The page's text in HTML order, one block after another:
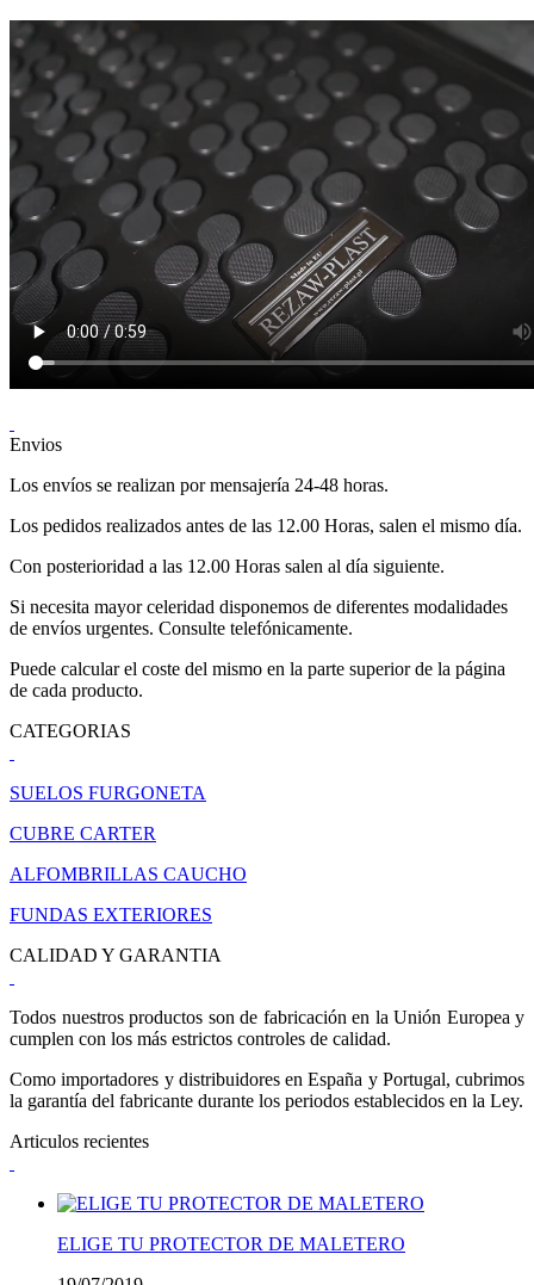
Envios
Los envíos se realizan por mensajería 24-48 horas.
Los pedidos realizados antes de las 12.00 Horas, salen el mismo día.
Con posterioridad a las 12.00 Horas salen al día siguiente.
Si necesita mayor celeridad disponemos de diferentes modalidades
de envíos urgentes. Consulte telefónicamente.
Puede calcular el coste del mismo en la parte superior de la página
de cada producto.
CATEGORIAS
SUELOS FURGONETA
CUBRE CARTER
ALFOMBRILLAS CAUCHO
FUNDAS EXTERIORES
CALIDAD Y GARANTIA
Todos nuestros productos son de fabricación en la Unión Europea y
cumplen con los más estrictos controles de calidad.
Como importadores y distribuidores en España y Portugal, cubrimos
la garantía del fabricante durante los periodos establecidos en la Ley.
Articulos recientes
ELIGE TU PROTECTOR DE MALETERO